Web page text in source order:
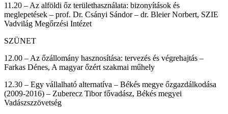
11.20 – Az alföldi őz területhasználata: bizonyítások és
meglepetések – prof. Dr. Csányi Sándor – dr. Bleier Norbert, SZIE
Vadvilág Megőrzési Intézet
SZÜNET
12.00 – Az őzállomány hasznosítása: tervezés és végrehajtás –
Farkas Dénes, A magyar őzért szakmai műhely
12.30 – Egy vállalható alternatíva – Békés megye őzgazdálkodása
(2009-2016) – Zuberecz Tibor fővadász, Békés megyei
Vadászszzövetség